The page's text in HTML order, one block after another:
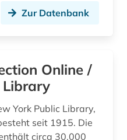
Zur Datenbank
Online /
Library
York Public Library,
seit 1915. Die
circa 30.000